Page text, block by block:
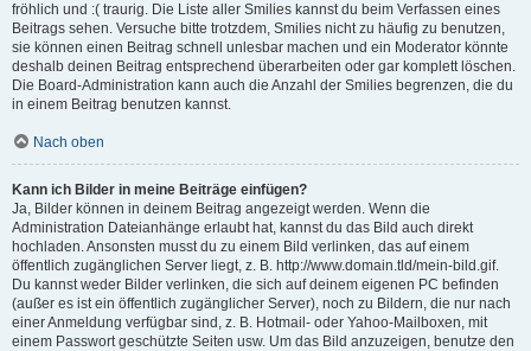
fröhlich und :( traurig. Die Liste aller Smilies kannst du beim Verfassen eines
Beitrags sehen. Versuche bitte trotzdem, Smilies nicht zu häufig zu benutzen,
sie können einen Beitrag schnell unlesbar machen und ein Moderator könnte
deshalb deinen Beitrag entsprechend überarbeiten oder gar komplett löschen.
Die Board-Administration kann auch die Anzahl der Smilies begrenzen, die du
in einem Beitrag benutzen kannst.
Nach oben
Kann ich Bilder in meine Beiträge einfügen?
Ja, Bilder können in deinem Beitrag angezeigt werden. Wenn die
Administration Dateianhänge erlaubt hat, kannst du das Bild auch direkt
hochladen. Ansonsten musst du zu einem Bild verlinken, das auf einem
öffentlich zugänglichen Server liegt, z. B. http://www.domain.tld/mein-bild.gif.
Du kannst weder Bilder verlinken, die sich auf deinem eigenen PC befinden
(außer es ist ein öffentlich zugänglicher Server), noch zu Bildern, die nur nach
einer Anmeldung verfügbar sind, z. B. Hotmail- oder Yahoo-Mailboxen, mit
einem Passwort geschützte Seiten usw. Um das Bild anzuzeigen, benutze den